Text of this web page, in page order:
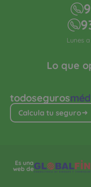
todoseguros
Calcula tu seguro
Lo que
Lunes
Es una
web de